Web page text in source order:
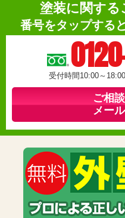
塗装に関する
番号をタップする
受付時間10:00～
ご相
メー